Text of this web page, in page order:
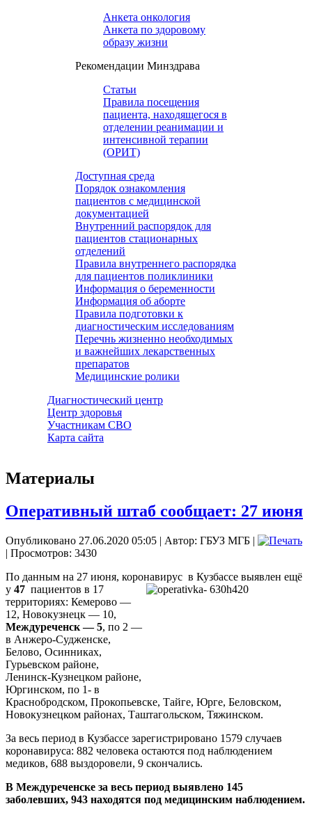
Анкета онкология
Анкета по здоровому
образу жизни
Рекомендации Минздрава
Статьи
Правила посещения
пациента, находящегося в
отделении реанимации и
интенсивной терапии
(ОРИТ)
Доступная среда
Порядок ознакомления
пациентов с медицинской
документацией
Внутренний распорядок для
пациентов стационарных
отделений
Правила внутреннего распорядка
для пациентов поликлиники
Информация о беременности
Информация об аборте
Правила подготовки к
диагностическим исследованиям
Перечнь жизненно необходимых
и важнейших лекарственных
препаратов
Медицинские ролики
Диагностический центр
Центр здоровья
Участникам СВО
Карта сайта
Материалы
Оперативный штаб сообщает: 27 июня
Опубликовано 27.06.2020 05:05 | Автор: ГБУЗ МГБ |
| Просмотров: 3430
По данным на 27 июня, коронавирус в Кузбассе выявлен ещё
у 47 пациентов в 17
территориях: Кемерово —
12, Новокузнецк — 10,
Междуреченск — 5, по 2 —
в Анжеро-Судженске,
Белово, Осинниках,
Гурьевском районе,
Ленинск-Кузнецком районе,
Юргинском, по 1- в
Краснобродском, Прокопьевске, Тайге, Юрге, Беловском,
Новокузнецком районах, Таштагольском, Тяжинском.
За весь период в Кузбассе зарегистрировано 1579 случаев
коронавируса: 882 человека остаются под наблюдением
медиков, 688 выздоровели, 9 скончались.
В Междуреченске за весь период выявлено 145
заболевших, 943 находятся под медицинским наблюдением.